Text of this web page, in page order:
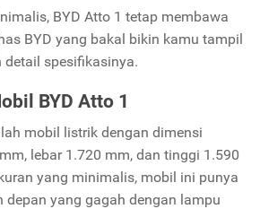
BYD Atto 1 tetap membawa
BYD yang bakal bikin kamu tampil
detail spesifikasinya.
BYD Atto 1
mobil listrik dengan dimensi
lebar 1.720 mm, dan tinggi 1.590
yang minimalis, mobil ini punya
depan yang gagah dengan lampu